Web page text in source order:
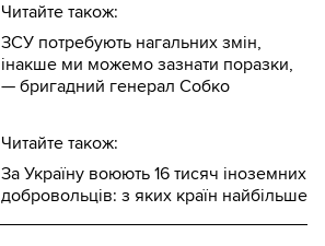
Читайте також:
ЗСУ потребують нагальних змін,
інакше ми можемо зазнати поразки,
— бригадний генерал Собко
Читайте також:
За Україну воюють 16 тисяч іноземних
добровольців: з яких країн найбільше